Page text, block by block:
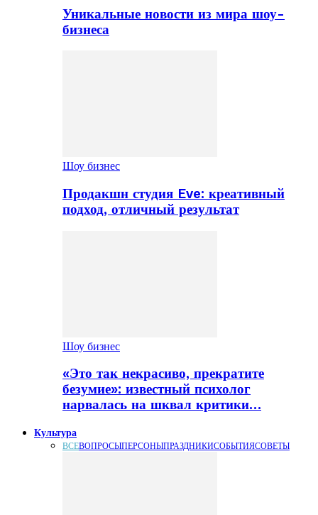
Уникальные новости из мира шоу-
бизнеса
Шоу бизнес
Продакшн студия Eve: креативный
подход, отличный результат
Шоу бизнес
«Это так некрасиво, прекратите
безумие»: известный психолог
нарвалась на шквал критики…
Культура
ВСЕВОПРОСЫПЕРСОНЫПРАЗДНИКИСОБЫТИЯСОВЕТЫ